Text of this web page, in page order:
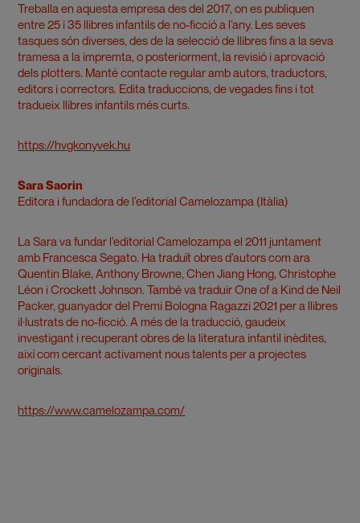
Treballa en aquesta empresa des del 2017, on es publiquen
entre 25 i 35 llibres infantils de no-ficció a l’any. Les seves
tasques són diverses, des de la selecció de llibres fins a la seva
tramesa a la impremta, o posteriorment, la revisió i aprovació
dels plotters. Manté contacte regular amb autors, traductors,
editors i correctors. Edita traduccions, de vegades fins i tot
tradueix llibres infantils més curts.
https://hvgkonyvek.hu
Sara Saorin
Editora i fundadora de l’editorial Camelozampa (Itàlia)
La Sara va fundar l’editorial Camelozampa el 2011 juntament
amb Francesca Segato. Ha traduït obres d’autors com ara
Quentin Blake, Anthony Browne, Chen Jiang Hong, Christophe
Léon i Crockett Johnson. També va traduir One of a Kind de Neil
Packer, guanyador del Premi Bologna Ragazzi 2021 per a llibres
il·lustrats de no-ficció. A més de la traducció, gaudeix
investigant i recuperant obres de la literatura infantil inèdites,
així com cercant activament nous talents per a projectes
originals.
https://www.camelozampa.com/